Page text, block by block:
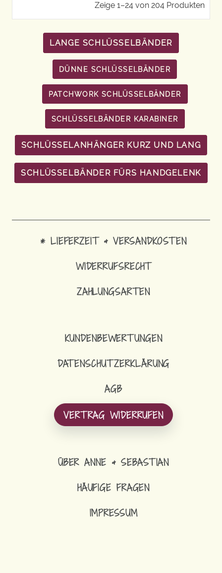
Zeige 1–24 von 204 Produkten
LANGE SCHLÜSSELBÄNDER
DÜNNE SCHLÜSSELBÄNDER
PATCHWORK SCHLÜSSELBÄNDER
SCHLÜSSELBÄNDER KARABINER
SCHLÜSSELANHÄNGER KURZ UND LANG
SCHLÜSSELBÄNDER FÜRS HANDGELENK
* LIEFERZEIT & VERSANDKOSTEN
WIDERRUFSRECHT
ZAHLUNGSARTEN
KUNDENBEWERTUNGEN
DATENSCHUTZERKLÄRUNG
AGB
VERTRAG WIDERRUFEN
ÜBER ANNE & SEBASTIAN
HÄUFIGE FRAGEN
IMPRESSUM